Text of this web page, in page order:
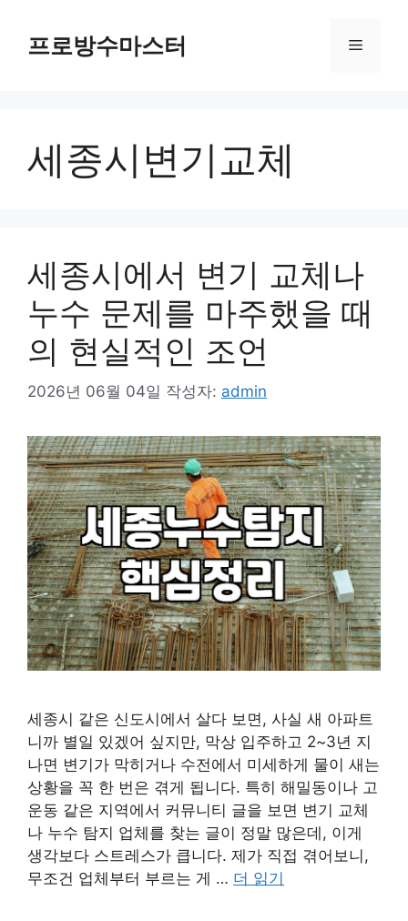
프로방수마스터 메
세종시변기교체
세종시에서 변기 교체나
누수 문제를 마주했을 때
의 현실적인 조언
2026년 06월 04일 작성자: admin
세종시 같은 신도시에서 살다 보면, 사실 새 아파트
니까 별일 있겠어 싶지만, 막상 입주하고 2~3년 지
나면 변기가 막히거나 수전에서 미세하게 물이 새는
상황을 꼭 한 번은 겪게 됩니다. 특히 해밀동이나 고
운동 같은 지역에서 커뮤니티 글을 보면 변기 교체
나 누수 탐지 업체를 찾는 글이 정말 많은데, 이게
생각보다 스트레스가 큽니다. 제가 직접 겪어보니,
무조건 업체부터 부르는 게 … 더 읽기